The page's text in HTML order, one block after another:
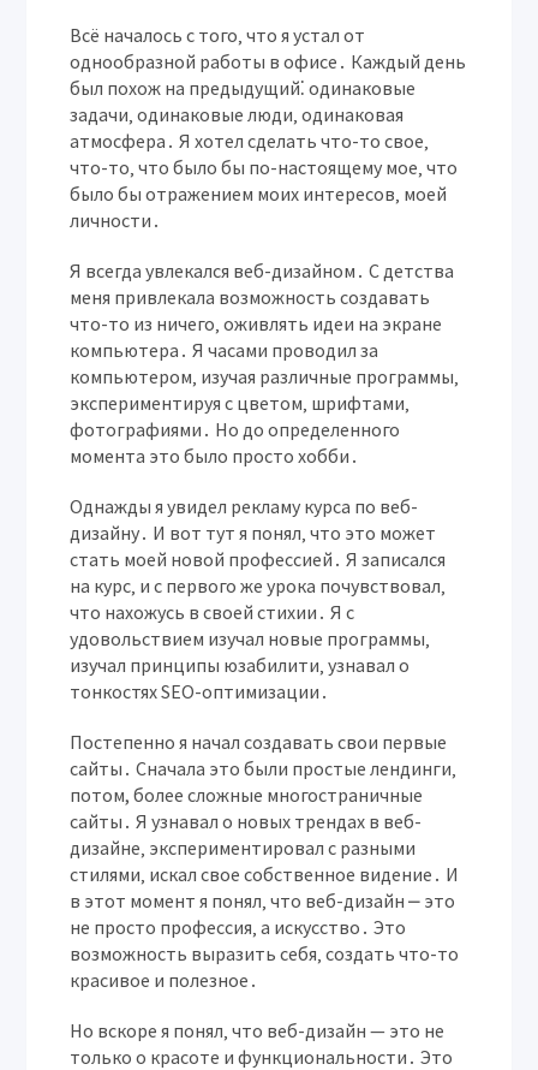
Всё началось с того‚ что я устал от
однообразной работы в офисе․ Каждый день
был похож на предыдущий⁚ одинаковые
задачи‚ одинаковые люди‚ одинаковая
атмосфера․ Я хотел сделать что-то свое‚
что-то‚ что было бы по-настоящему мое‚ что
было бы отражением моих интересов‚ моей
личности․
Я всегда увлекался веб-дизайном․ С детства
меня привлекала возможность создавать
что-то из ничего‚ оживлять идеи на экране
компьютера․ Я часами проводил за
компьютером‚ изучая различные программы‚
экспериментируя с цветом‚ шрифтами‚
фотографиями․ Но до определенного
момента это было просто хобби․
Однажды я увидел рекламу курса по веб-
дизайну․ И вот тут я понял‚ что это может
стать моей новой профессией․ Я записался
на курс‚ и с первого же урока почувствовал‚
что нахожусь в своей стихии․ Я с
удовольствием изучал новые программы‚
изучал принципы юзабилити‚ узнавал о
тонкостях SEO-оптимизации․
Постепенно я начал создавать свои первые
сайты․ Сначала это были простые лендинги‚
потом, более сложные многостраничные
сайты․ Я узнавал о новых трендах в веб-
дизайне‚ экспериментировал с разными
стилями‚ искал свое собственное видение․ И
в этот момент я понял‚ что веб-дизайн ⎼ это
не просто профессия‚ а искусство․ Это
возможность выразить себя‚ создать что-то
красивое и полезное․
Но вскоре я понял‚ что веб-дизайн — это не
только о красоте и функциональности․ Это